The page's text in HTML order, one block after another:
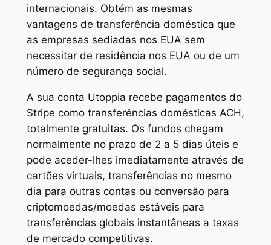
internacionais. Obtém as mesmas
vantagens de transferência doméstica que
as empresas sediadas nos EUA sem
necessitar de residência nos EUA ou de um
número de segurança social.
A sua conta Utoppia recebe pagamentos do
Stripe como transferências domésticas ACH,
totalmente gratuitas. Os fundos chegam
normalmente no prazo de 2 a 5 dias úteis e
pode aceder-lhes imediatamente através de
cartões virtuais, transferências no mesmo
dia para outras contas ou conversão para
criptomoedas/moedas estáveis para
transferências globais instantâneas a taxas
de mercado competitivas.